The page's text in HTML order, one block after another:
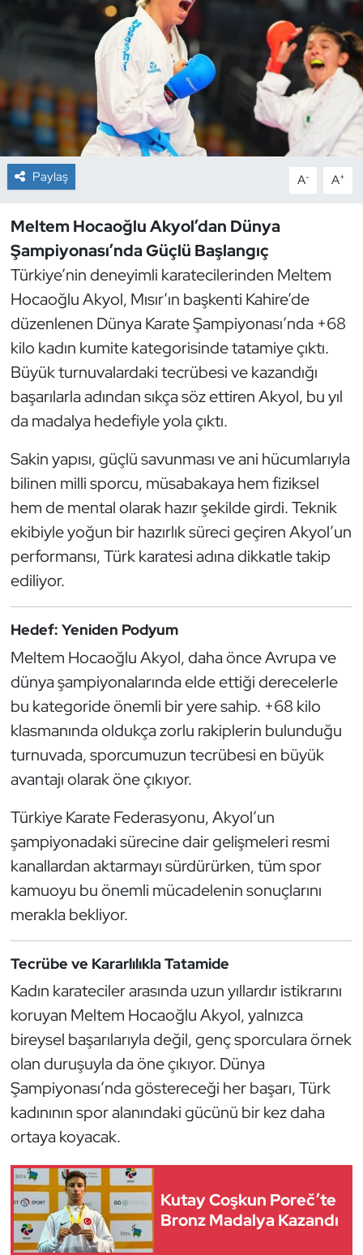
Paylaş A- A+
Meltem Hocaoğlu Akyol’dan Dünya
Şampiyonası’nda Güçlü Başlangıç
Türkiye’nin deneyimli karatecilerinden Meltem
Hocaoğlu Akyol, Mısır’ın başkenti Kahire’de
düzenlenen Dünya Karate Şampiyonası’nda +68
kilo kadın kumite kategorisinde tatamiye çıktı.
Büyük turnuvalardaki tecrübesi ve kazandığı
başarılarla adından sıkça söz ettiren Akyol, bu yıl
da madalya hedefiyle yola çıktı.
Sakin yapısı, güçlü savunması ve ani hücumlarıyla
bilinen milli sporcu, müsabakaya hem fiziksel
hem de mental olarak hazır şekilde girdi. Teknik
ekibiyle yoğun bir hazırlık süreci geçiren Akyol’un
performansı, Türk karatesi adına dikkatle takip
ediliyor.
Hedef: Yeniden Podyum
Meltem Hocaoğlu Akyol, daha önce Avrupa ve
dünya şampiyonalarında elde ettiği derecelerle
bu kategoride önemli bir yere sahip. +68 kilo
klasmanında oldukça zorlu rakiplerin bulunduğu
turnuvada, sporcumuzun tecrübesi en büyük
avantajı olarak öne çıkıyor.
Türkiye Karate Federasyonu, Akyol’un
şampiyonadaki sürecine dair gelişmeleri resmi
kanallardan aktarmayı sürdürürken, tüm spor
kamuoyu bu önemli mücadelenin sonuçlarını
merakla bekliyor.
Tecrübe ve Kararlılıkla Tatamide
Kadın karateciler arasında uzun yıllardır istikrarını
koruyan Meltem Hocaoğlu Akyol, yalnızca
bireysel başarılarıyla değil, genç sporculara örnek
olan duruşuyla da öne çıkıyor. Dünya
Şampiyonası’nda göstereceği her başarı, Türk
kadınının spor alanındaki gücünü bir kez daha
ortaya koyacak.
Kutay Coşkun Poreč’te
Bronz Madalya Kazandı
Çim Hokeyi
Cimnastik
Curling
Dağcılık
Dövüş Sanatı
E-Spor
Eskrim
Futbol
Futsal
Genel
Golf
Güreş
Halter
Hentbol
İşitme Engelli Sporcular
Judo ve Kuraş
Kano ve Rafting
Karate
Kayak
Kempo
Kürek
Masa Tenisi
Modern Pentatlon
Motor Sporları
Okçuluk
Optimist